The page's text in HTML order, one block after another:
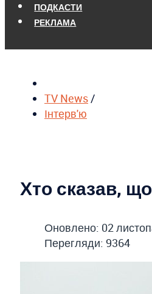
ПОДКАСТИ
РЕКЛАМА
TV News /
Інтерв'ю
Хто сказав,
Оновлено: 02
Перегляди: 9364